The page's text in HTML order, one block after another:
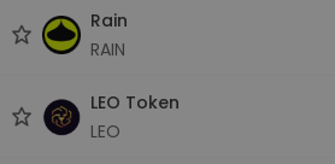
Rain
RAIN
LEO Token
LEO